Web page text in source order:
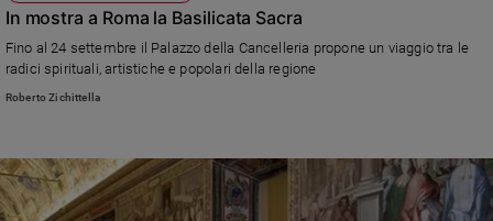
Podcast
Privacy
Chi
siamo
In mostra a Roma la Basilicata Sacra
Fino al 24 settembre il Palazzo della Cancelleria propone un viaggio tra le
radici spirituali, artistiche e popolari della regione
Roberto Zichittella